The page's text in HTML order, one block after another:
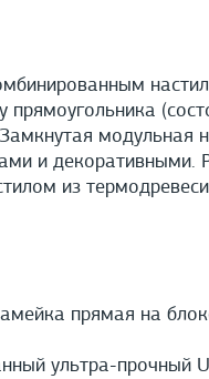
модульная
и декоративными.
из
прямая на
ультра-прочный